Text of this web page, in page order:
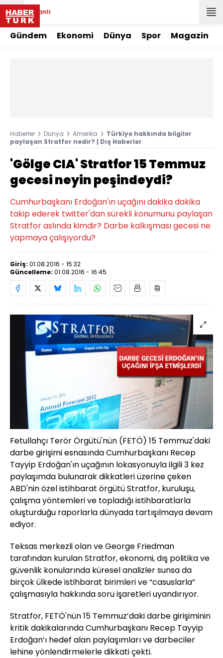
Canlı
Gündem Ekonomi Dünya Spor Magazin
Haberler Dünya Amerika
Türkiye hakkında bilgiler
paylaşan Stratfor nedir? | Dış Haberler
'Gölge CIA' Stratfor 15 Temmuz
gecesi neyin peşindeydi?
Cumhurbaşkanı Erdoğan'ın uçağını dakika dakika
takip ederek twitter'dan sürekli konumunu paylaşan
Stratfor aslında kimdir? Darbe kalkışması gecesi ne
yapmaya çalışıyordu?
Giriş: 01.08.2016 - 15:32
Güncelleme: 01.08.2016 - 16:45
Fetullahçı Terör Örgütü'nün (FETÖ) 15 Temmuz'daki
darbe girişimi esnasında Cumhurbaşkanı Recep
Tayyip Erdoğan'ın uçağının lokasyonuyla ilgili 3 kez
paylaşımda bulunarak dikkatleri üzerine çeken
ABD'nin özel istihbarat örgütü Stratfor, kuruluşu,
çalışma yöntemleri ve topladığı istihbaratlarla
oluşturduğu raporlarla dünyada tartışılmaya devam
ediyor.
Teksas merkezli olan ve George Friedman
tarafından kurulan Stratfor, ekonomi, dış politika ve
güvenlik konularında küresel analizler sunsa da
birçok ülkede istihbarat birimleri ve “casuslarla”
çalışmasıyla hakkında soru işaretleri uyandırıyor.
Stratfor, FETÖ'nün 15 Temmuz’daki darbe girişiminin
kritik dakikalarında Cumhurbaşkanı Recep Tayyip
Erdoğan’ı hedef alan paylaşımları ve darbeciler
lehine yönlendirmelerle dikkati çekti.